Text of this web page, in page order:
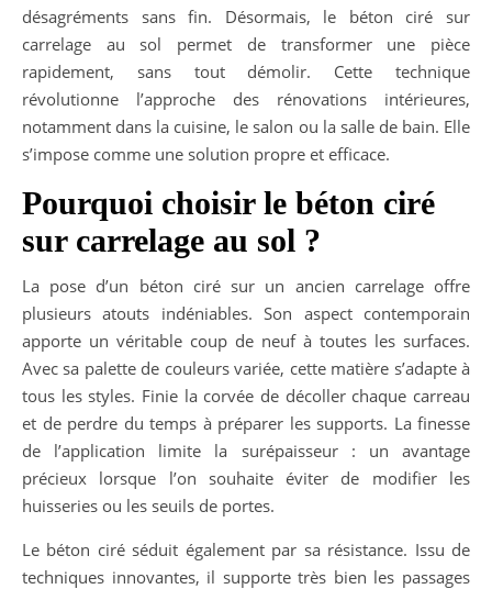
désagréments sans fin. Désormais, le béton ciré sur
carrelage au sol permet de transformer une pièce
rapidement, sans tout démolir. Cette technique
révolutionne l’approche des rénovations intérieures,
notamment dans la cuisine, le salon ou la salle de bain. Elle
s’impose comme une solution propre et efficace.
Pourquoi choisir le béton ciré
sur carrelage au sol ?
La pose d’un béton ciré sur un ancien carrelage offre
plusieurs atouts indéniables. Son aspect contemporain
apporte un véritable coup de neuf à toutes les surfaces.
Avec sa palette de couleurs variée, cette matière s’adapte à
tous les styles. Finie la corvée de décoller chaque carreau
et de perdre du temps à préparer les supports. La finesse
de l’application limite la surépaisseur : un avantage
précieux lorsque l’on souhaite éviter de modifier les
huisseries ou les seuils de portes.
Le béton ciré séduit également par sa résistance. Issu de
techniques innovantes, il supporte très bien les passages